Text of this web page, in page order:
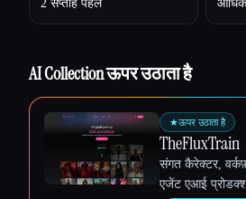
Esc
2 सप्ताह पहले
AI Collection ऊपर उठाता है
★ऊपर उठाता है
TheFluxTrain
संगत कैरेक्टर,
एजेंट एआई